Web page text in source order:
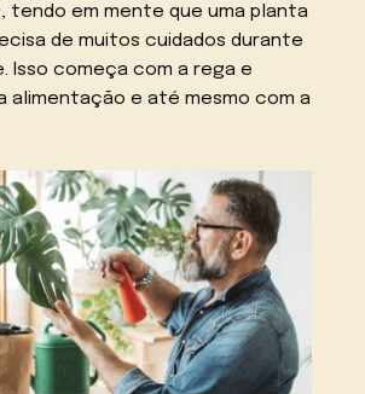
tendo em mente que uma planta
de muitos cuidados durante
Isso começa com a rega e
alimentação e até mesmo com a